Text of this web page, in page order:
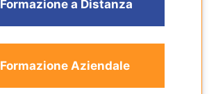
Formazione a Distanza
Formazione Aziendale